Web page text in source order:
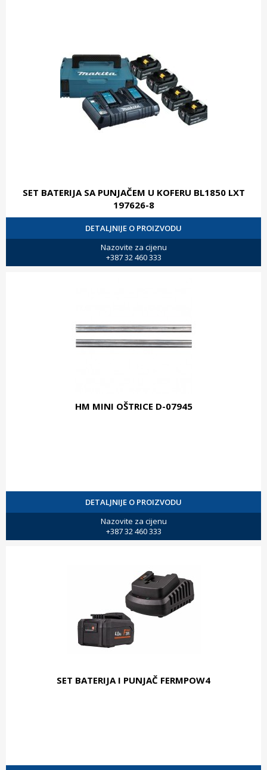
SET BATERIJA SA PUNJAČEM U KOFERU BL1850 LXT
197626-8
DETALJNIJE O PROIZVODU
Nazovite za cijenu
+387 32 460 333
HM MINI OŠTRICE D-07945
DETALJNIJE O PROIZVODU
Nazovite za cijenu
+387 32 460 333
SET BATERIJA I PUNJAČ FERMPOW4